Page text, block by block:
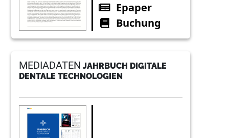
Epaper
Buchung
MEDIADATEN JAHRBUCH DIGITALE
DENTALE TECHNOLOGIEN